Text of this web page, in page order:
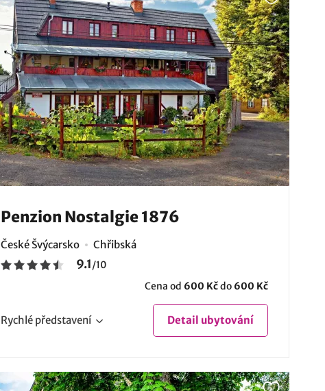
Penzion Nostalgie 1876
České Švýcarsko Chřibská
9.1/10
Cena od 600 Kčdo 600 Kč
Rychlé představení Detail ubytování